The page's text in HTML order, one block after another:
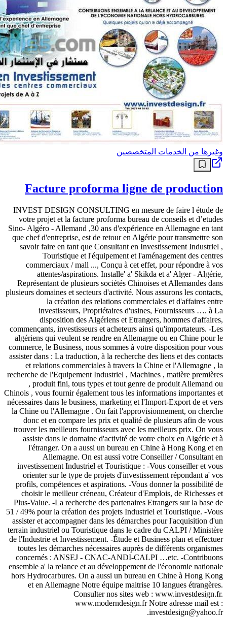
وغيرها من الخدمات المتخصصين
Facture proforma ligne de production
INVEST DESIGN CONSULTING en mesure de faire l étude de
votre projet et la facture proforma bureau de conseils et d’etudes
Sino- Algéro - Allemand ,30 ans d'expérience en Allemagne en tant
que chef d'entreprise, est de retour en Algérie pour transmettre son
savoir faire en tant que Consultant en Investissement Industriel ,
Touristique et l'équipement et l'aménagement des centres
commerciaux / mall ..., Conçu à cet effet, pour répondre à vos
attentes/aspirations. Installe' a' Skikda et a' Alger - Algérie,
Représentant de plusieurs sociétés Chinoises et Allemandes dans
plusieurs domaines et secteurs d'activité. Nous assurons les contacts,
la création des relations commerciales et d'affaires entre
investisseurs, Propriétaires d'usines, Fournisseurs …. à La
disposition des Algériens et Etrangers, hommes d'affaires,
commençants, investisseurs et acheteurs ainsi qu'importateurs. -Les
algériens qui veulent se rendre en Allemagne ou en Chine pour le
commerce, le Business, nous sommes à votre disposition pour vous
assister dans : La traduction, à la recherche des liens et des contacts
et relations commerciales à travers la Chine et l'Allemagne , la
recherche de l'Equipement Industriel , Machines , matière premières
, produit fini, tous types et tout genre de produit Allemand ou
Chinois , vous fournir également tous les informations importantes et
nécessaires dans le business, marketing et l'Import-Export de et vers
la Chine ou l'Allemagne . On fait l'approvisionnement, on cherche
donc et en compare les prix et qualité de plusieurs afin de vous
trouver les meilleurs fournisseurs avec les meilleurs prix. On vous
assiste dans le domaine d'activité de votre choix en Algérie et à
l'étranger. On a aussi un bureau en Chine à Hong Kong et en
Allemagne. On est aussi votre Conseiller / Consultant en
investissement Industriel et Touristique : -Vous conseiller et vous
orienter sur le type de projets d'investissement répondant a' vos
profils, compétences et aspirations. -Vous donner la possibilité de
choisir le meilleur créneau, Créateur d'Emplois, de Richesses et
Plus-Value. -La recherche des partenaires Etrangers sur la base de
51 / 49% pour la création des projets Industriel et Touristique. -Vous
assister et accompagner dans les démarches pour l'acquisition d'un
terrain industriel ou Touristique dans le cadre du CALPI / Ministère
de l'Industrie et Investissement. -Étude et Business plan et effectuer
toutes les démarches nécessaires auprès de différents organismes
concernés : ANSEJ - CNAC-ANDI-CALPI …etc. -Contribuons
ensemble a' la relance et au développement de l'économie nationale
hors Hydrocarbures. On a aussi un bureau en Chine à Hong Kong
et en Allemagne Notre équipe maitrise 10 langues étrangères.
Consulter nos sites web : www.investdesign.fr.
www.moderndesign.fr Notre adresse mail est :
investdesign@yahoo.fr.